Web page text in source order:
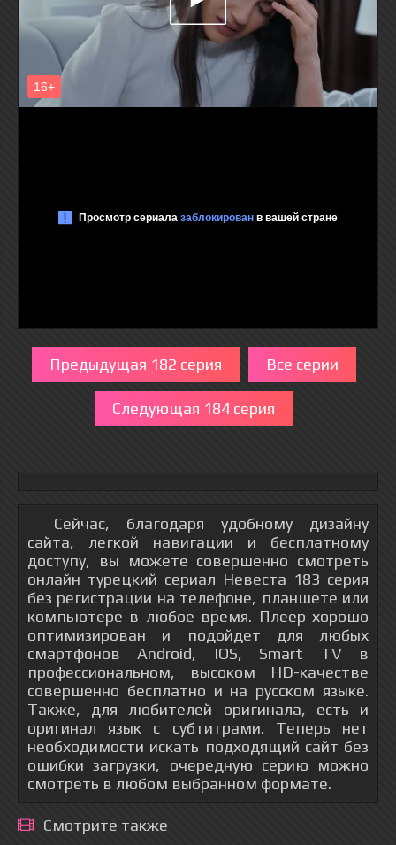
Предыдущая 182 серия Все серии
Следующая 184 серия
Сейчас, благодаря удобному дизайну
сайта, легкой навигации и бесплатному
доступу, вы можете совершенно смотреть
онлайн турецкий сериал Невеста 183 серия
без регистрации на телефоне, планшете или
компьютере в любое время. Плеер хорошо
оптимизирован и подойдет для любых
смартфонов Android, IOS, Smart TV в
профессиональном, высоком HD-качестве
совершенно бесплатно и на русском языке.
Также, для любителей оригинала, есть и
оригинал язык с субтитрами. Теперь нет
необходимости искать подходящий сайт без
ошибки загрузки, очередную серию можно
смотреть в любом выбранном формате.
Смотрите также